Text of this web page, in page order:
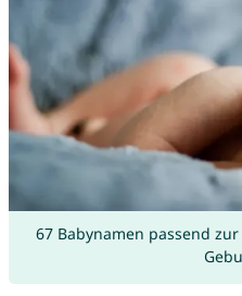
67 Babynamen passend